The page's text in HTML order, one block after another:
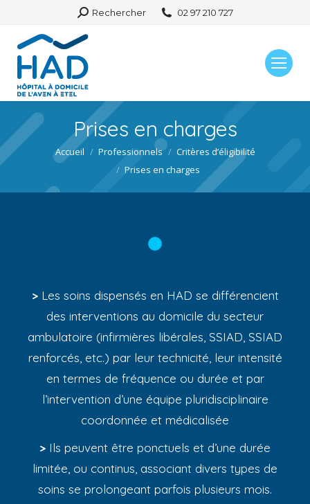
Search:
Rechercher 02 97 210 727
Prises en charges
Vous êtes ici :
Accueil Professionnels
Critères d’éligibilité
Prises en charges
>Les soins dispensés en HAD se différencient
des interventions au domicile du secteur
ambulatoire (infirmières libérales, SSIAD, SSIAD
renforcés, etc.) par leur technicité, leur intensité
en termes de fréquence ou durée et par
l’intervention d’une équipe pluridisciplinaire
coordonnée et médicalisée
> Ils peuvent être ponctuels et d’une durée
limitée, ou continus, associant divers types de
soins se prolongeant parfois plusieurs mois.